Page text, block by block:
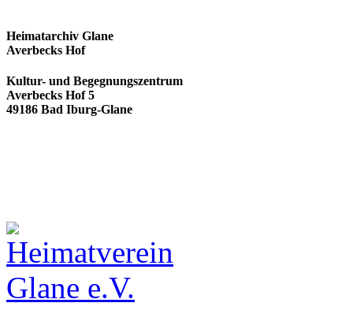
Heimatarchiv Glane
Averbecks Hof
Kultur- und Begegnungszentrum
Averbecks Hof 5
49186 Bad Iburg-Glane